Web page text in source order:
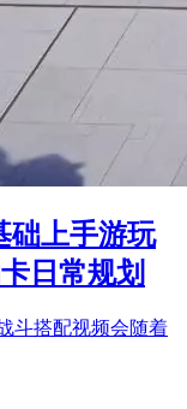
础上手游玩
日常规划
斗搭配视频会随着